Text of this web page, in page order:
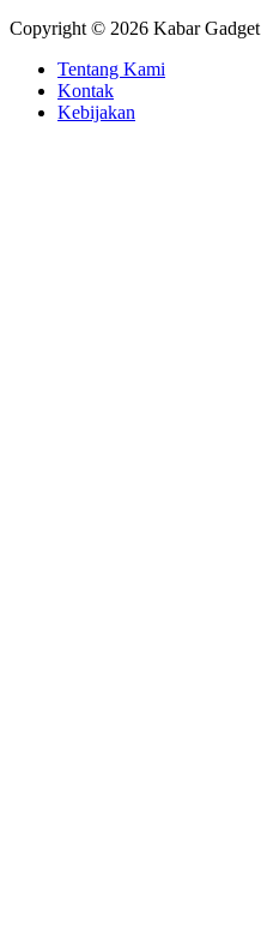
Copyright © 2026 Kabar Gadget
Tentang Kami
Kontak
Kebijakan